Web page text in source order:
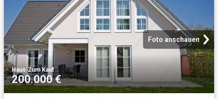
Foto anschauen
Haus·Zum Kauf
200.000 €